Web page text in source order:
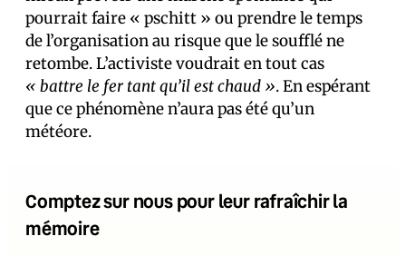
pourrait faire « pschitt » ou prendre le temps
de l’organisation au risque que le soufflé ne
retombe. L’activiste voudrait en tout cas
« battre le fer tant qu’il est chaud ». En espérant
que ce phénomène n’aura pas été qu’un
météore.
Comptez sur nous pour leur rafraîchir la
mémoire